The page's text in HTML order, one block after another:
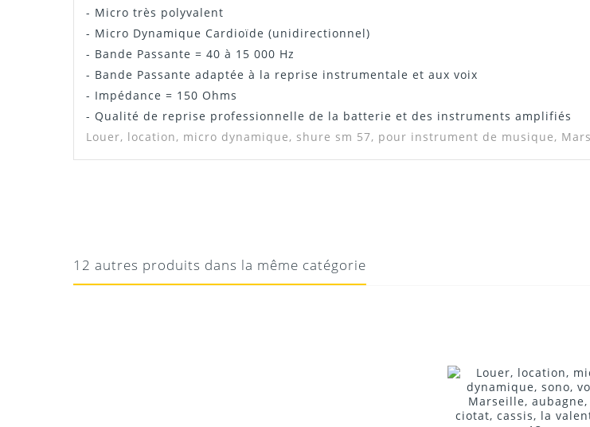
- Micro très polyvalent
- Micro Dynamique Cardioïde (unidirectionnel)
- Bande Passante = 40 à 15 000 Hz
- Bande Passante adaptée à la reprise instrumentale et aux voix
- Impédance = 150 Ohms
- Qualité de reprise professionnelle de la batterie et des instruments amplifiés
Louer, location, micro dynamique, shure sm 57, pour instrument de musique,
Téléchargement
12 autres produits dans la même catégorie